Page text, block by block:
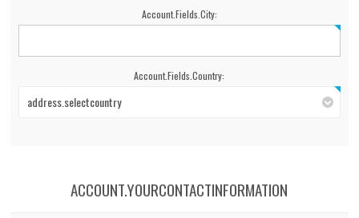
Account.Fields.City:
Account.Fields.Country:
address.selectcountry
ACCOUNT.YOURCONTACTINFORMATION